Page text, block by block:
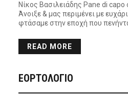
Νίκος Βασιλειάδης Pane di capo
Άνοιξε & μας περιμένει με
φτάσαμε στην εποχή που
READ MORE
ΕΟΡΤΟΛΟΓΙΟ